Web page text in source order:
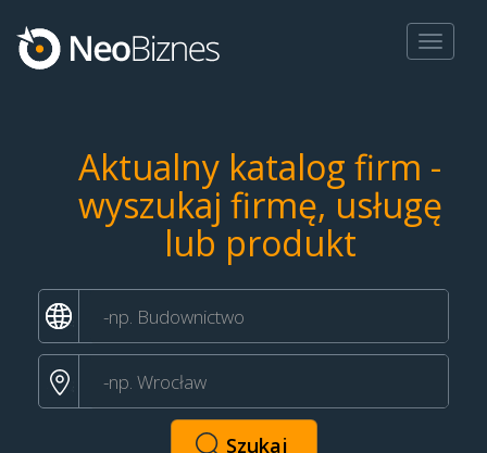
Toggle
Aktualny katalog firm -
wyszukaj firmę, usługę
lub produkt